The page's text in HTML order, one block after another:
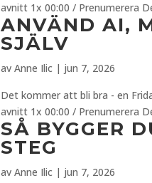
avnitt 1x 00:00 / Prenumerera
ANVÄND AI,
SJÄLV
avAnne Ilic | jun 7, 2026
Det kommer att bli bra - en
avnitt 1x 00:00 / Prenumerera
SÅ BYGGER
STEG
avAnne Ilic | jun 7, 2026